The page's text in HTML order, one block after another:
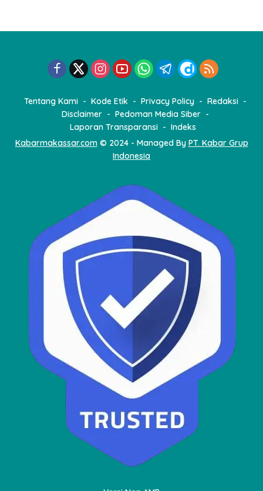
Tentang Kami Kode Etik Privacy Policy
Redaksi
Disclaimer
Pedoman Media Siber
Laporan Transparansi
Indeks
Kabarmakassar.com© 2024 - Managed By PT. Kabar Grup
Indonesia